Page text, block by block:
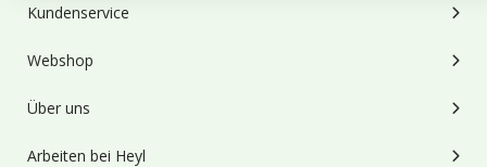
Kundenservice
Webshop
Über uns
Arbeiten bei Heyl